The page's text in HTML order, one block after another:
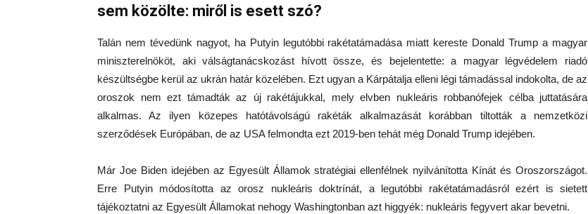
sem közölte: miről is esett szó?
Talán nem tévedünk nagyot, ha Putyin legutóbbi rakétatámadása miatt kereste Donald Trump a magyar
miniszterelnököt, aki válságtanácskozást hívott össze, és bejelentette: a magyar légvédelem riadó
készültségbe kerül az ukrán határ közelében. Ezt ugyan a Kárpátalja elleni légi támadással indokolta, de az
oroszok nem ezt támadták az új rakétájukkal, mely elvben nukleáris robbanófejek célba juttatására
alkalmas. Az ilyen közepes hatótávolságú rakéták alkalmazását korábban tiltották a nemzetközi
szerződések Európában, de az USA felmondta ezt 2019-ben tehát még Donald Trump idejében.
Már Joe Biden idejében az Egyesült Államok stratégiai ellenfélnek nyilvánította Kínát és Oroszországot.
Erre Putyin módosította az orosz nukleáris doktrínát, a legutóbbi rakétatámadásról ezért is sietett
tájékoztatni az Egyesült Államokat nehogy Washingtonban azt higgyék: nukleáris fegyvert akar bevetni.